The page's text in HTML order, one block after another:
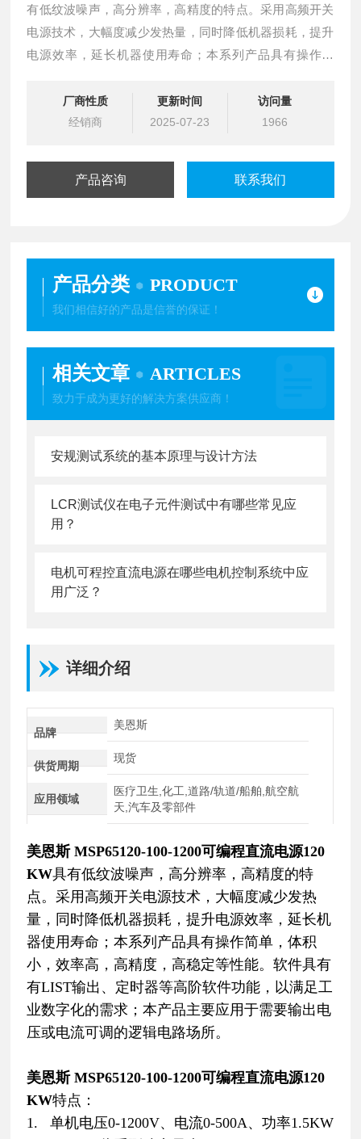
有低纹波噪声，高分辨率，高精度的特点。采用高频开关
电源技术，大幅度减少发热量，同时降低机器损耗，提升
电源效率，延长机器使用寿命；本系列产品具有操作简
有LIST输出、定时器等高阶软件功能，以满足工业数字化
的需求；本产品主要应用于需要输出电压或电流可调的逻
厂商性质
经销商
更新时间
2025-07-23
访问量
1966
产品咨询 联系我们
产品分类 PRODUCT
我们相信好的产品是信誉的保证！
相关文章 ARTICLES
致力于成为更好的解决方案供应商！
安规测试系统的基本原理与设计方法
LCR测试仪在电子元件测试中有哪些常见应
用？
电机可程控直流电源在哪些电机控制系统中应
用广泛？
详细介绍
品牌
美恩斯
供货周期
现货
应用领域
医疗卫生,化工,道路/轨道/船舶,航空航
天,汽车及零部件
美恩斯 MSP65120-100-1200可编程直流电源120
KW具有低纹波噪声，高分辨率，高精度的特
点。采用高频开关电源技术，大幅度减少发热
量，同时降低机器损耗，提升电源效率，延长机
器使用寿命；本系列产品具有操作简单，体积
小，效率高，高精度，高稳定等性能。软件具有
有LIST输出、定时器等高阶软件功能，以满足工
业数字化的需求；本产品主要应用于需要输出电
压或电流可调的逻辑电路场所。
美恩斯 MSP65120-100-1200可编程直流电源120
KW特点：
1. 单机电压0-1200V、电流0-500A、功率1.5KW